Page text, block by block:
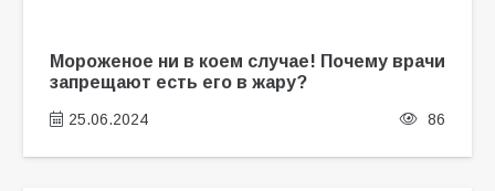
Мороженое ни в коем случае! Почему врачи
запрещают есть его в жару?
25.06.2024 86